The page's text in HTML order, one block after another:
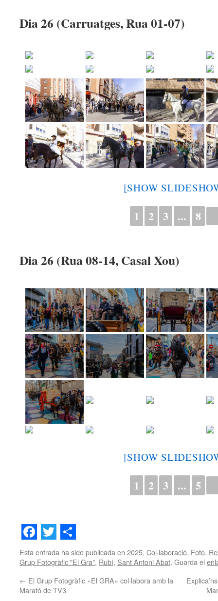
Dia 26 (Carruatges, Rua 01-07)
[SHOW
1 2 3 ... 8
Dia 26 (Rua 08-14, Casal Xou)
[SHOW
1 2 3 ... 5
Facebook
Twitter
Share
Esta entrada ha sido publicada en 2025, Col·laboració, Foto,
Grup Fotogràfic "El Gra", Rubí, Sant Antoni Abat. Guarda el
← El Grup Fotogràfic «El GRA» col·labora amb la
Marató de TV3